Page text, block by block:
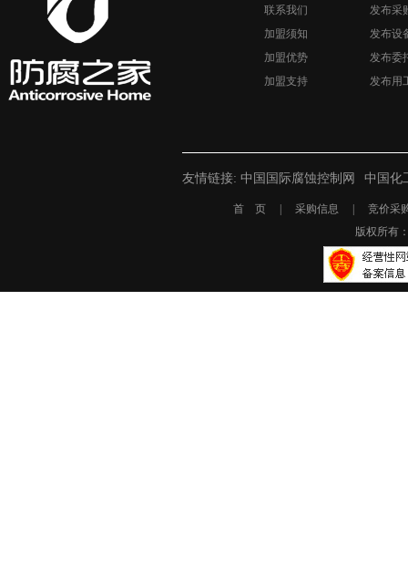
联系我们
加盟须知
加盟优势
加盟支持
发布采
发布设
发布委
发布用
友情链接: 中国国际腐蚀控制网 中国化
首 页 | 采购信息 |
竞价采
版权所有